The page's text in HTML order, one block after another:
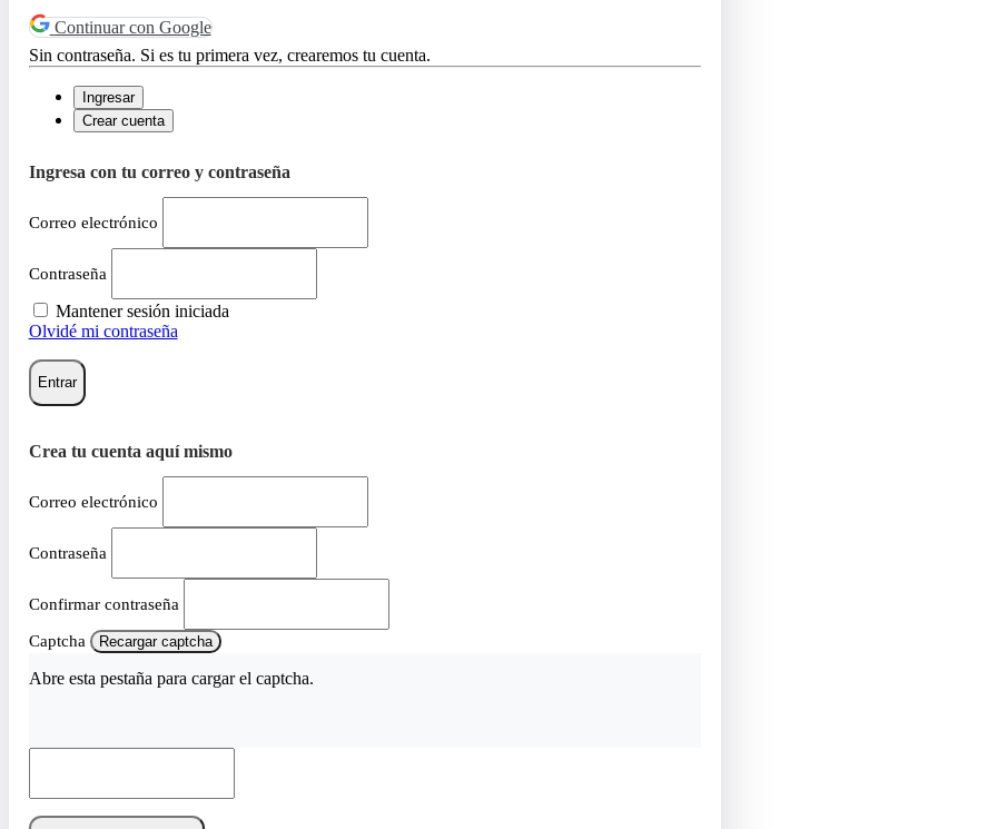
Continuar con Google
Sin contraseña. Si es tu primera vez, crearemos tu cuenta.
Ingresar
Crear cuenta
Ingresa con tu correo y contraseña
Correo electrónico
Contraseña
Mantener sesión iniciada
Olvidé mi contraseña
Entrar
Crea tu cuenta aquí mismo
Correo electrónico
Contraseña
Confirmar contraseña
Captcha Recargar captcha
Abre esta pestaña para cargar el captcha.